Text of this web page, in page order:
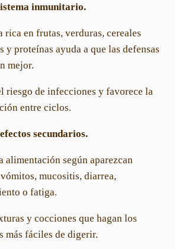
inmunitario.
rica en frutas, verduras, cereales
y proteínas ayuda a que las defensas
mejor.
riesgo de infecciones y favorece la
entre ciclos.
secundarios.
alimentación según aparezcan
vómitos, mucositis, diarrea,
o fatiga.
y cocciones que hagan los
más fáciles de digerir.